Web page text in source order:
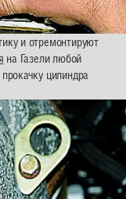
и отремонтируют
на Газели любой
цилиндра